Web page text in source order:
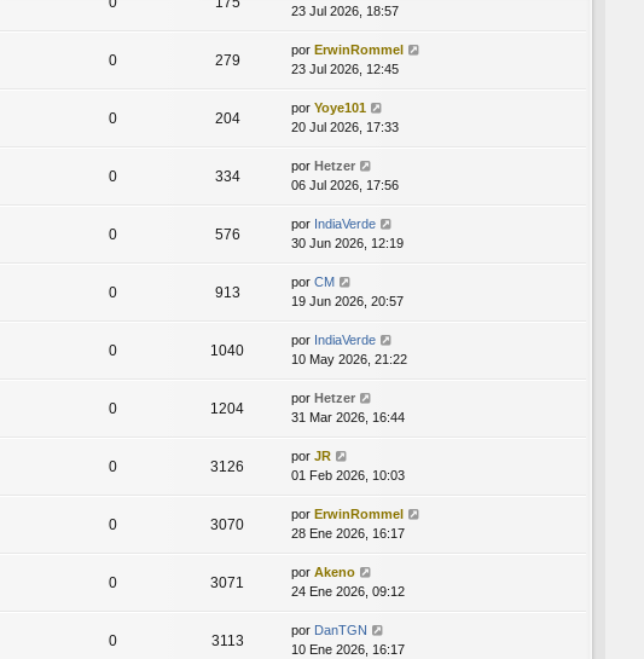
23 Jul 2026, 18:57
0 279
por ErwinRommel
23 Jul 2026, 12:45
0 204
por Yoye101
20 Jul 2026, 17:33
0 334
por Hetzer
06 Jul 2026, 17:56
0 576
por IndiaVerde
30 Jun 2026, 12:19
0 913
por CM
19 Jun 2026, 20:57
0 1040
por IndiaVerde
10 May 2026, 21:22
0 1204
por Hetzer
31 Mar 2026, 16:44
0 3126
por JR
01 Feb 2026, 10:03
0 3070
por ErwinRommel
28 Ene 2026, 16:17
0 3071
por Akeno
24 Ene 2026, 09:12
0 3113
por DanTGN
10 Ene 2026, 16:17